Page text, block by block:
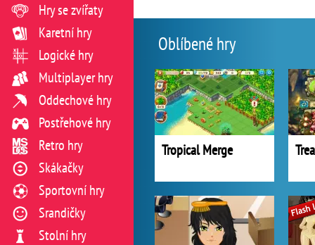
Oblíbené hry
Tropical Merge
Hry se zvířaty
Karetní hry
Logické hry
Multiplayer hry
Oddechové hry
Postřehové hry
Retro hry
Skákačky
Sportovní hry
Srandičky
Stolní hry